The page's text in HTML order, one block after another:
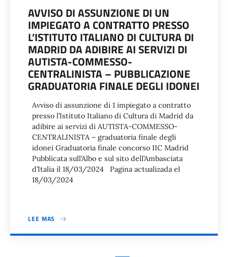
AVVISO DI ASSUNZIONE DI UN
IMPIEGATO A CONTRATTO PRESSO
L’ISTITUTO ITALIANO DI CULTURA DI
MADRID DA ADIBIRE AI SERVIZI DI
AUTISTA-COMMESSO-
CENTRALINISTA – PUBBLICAZIONE
GRADUATORIA FINALE DEGLI IDONEI
Avviso di assunzione di 1 impiegato a contratto
presso l’Istituto Italiano di Cultura di Madrid da
adibire ai servizi di AUTISTA-COMMESSO-
CENTRALINISTA – graduatoria finale degli
idonei Graduatoria finale concorso IIC Madrid
Pubblicata sull’Albo e sul sito dell’Ambasciata
d’Italia il 18/03/2024 Pagina actualizada el
18/03/2024
LEE MAS